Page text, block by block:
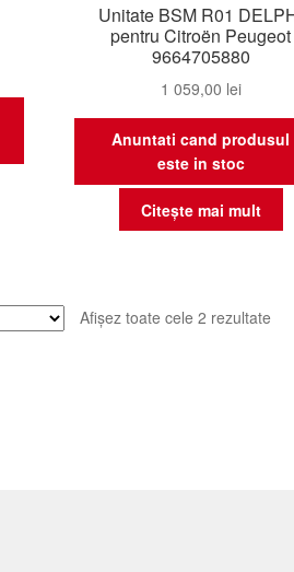
Unitate BSM R01
pentru Citroën Peugeot
9664705880
1 059,00 lei
Anuntati cand produsul
este in stoc
Citește mai mult
Afișez toate cele 2 rezultate